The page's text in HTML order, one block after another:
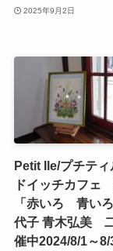
2025年9月2日
Petit Ile/プチテ
ドイッチカフ
「赤いろ 青い
代子 青木弘美
催中2024/8/1～8/